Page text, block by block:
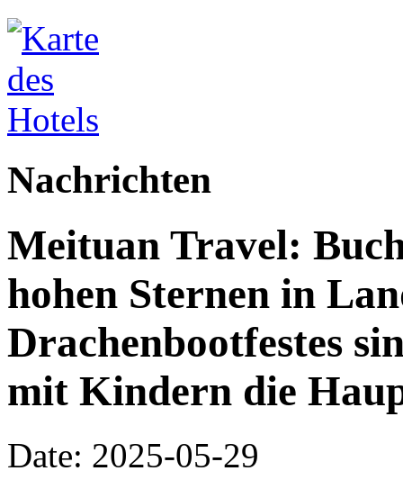
Nachrichten
Meituan Travel:
hohen Sternen in
Drachenbootfestes
mit Kindern die
Date: 2025-05-29